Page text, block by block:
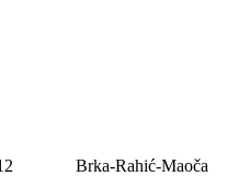
Brka-Rahić-Maoča